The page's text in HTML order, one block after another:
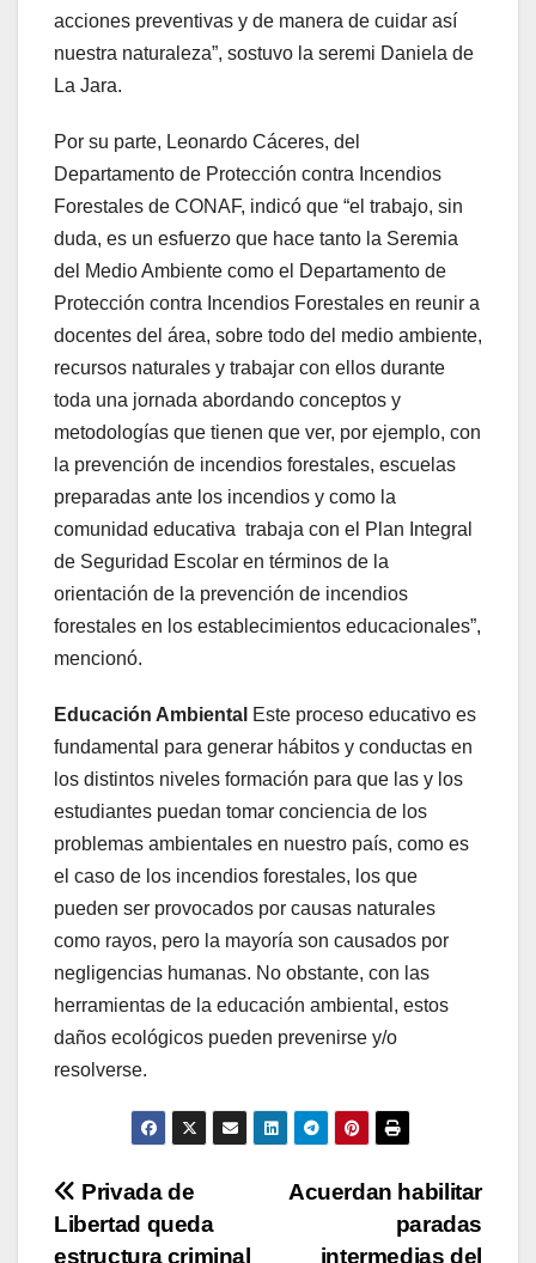
acciones preventivas y de manera de cuidar así
nuestra naturaleza”, sostuvo la seremi Daniela de
La Jara.
Por su parte, Leonardo Cáceres, del
Departamento de Protección contra Incendios
Forestales de CONAF, indicó que “el trabajo, sin
duda, es un esfuerzo que hace tanto la Seremia
del Medio Ambiente como el Departamento de
Protección contra Incendios Forestales en reunir a
docentes del área, sobre todo del medio ambiente,
recursos naturales y trabajar con ellos durante
toda una jornada abordando conceptos y
metodologías que tienen que ver, por ejemplo, con
la prevención de incendios forestales, escuelas
preparadas ante los incendios y como la
comunidad educativa trabaja con el Plan Integral
de Seguridad Escolar en términos de la
orientación de la prevención de incendios
forestales en los establecimientos educacionales”,
mencionó.
Educación Ambiental Este proceso educativo es
fundamental para generar hábitos y conductas en
los distintos niveles formación para que las y los
estudiantes puedan tomar conciencia de los
problemas ambientales en nuestro país, como es
el caso de los incendios forestales, los que
pueden ser provocados por causas naturales
como rayos, pero la mayoría son causados por
negligencias humanas. No obstante, con las
herramientas de la educación ambiental, estos
daños ecológicos pueden prevenirse y/o
resolverse.
Navegación
de
Acuerdan habilitar
paradas
intermedias del
Privada de
Libertad queda
estructura criminal